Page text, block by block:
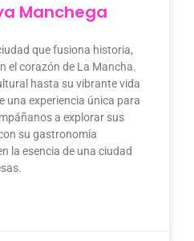
Manchega
que fusiona historia,
el corazón de La Mancha.
hasta su vibrante vida
una experiencia única para
a explorar sus
su gastronomía
la esencia de una ciudad